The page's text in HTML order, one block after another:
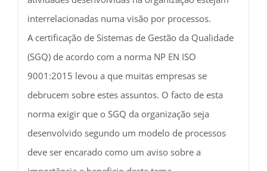
interrelacionadas numa visão por processos.
A certificação de Sistemas de Gestão da Qualidade
(SGQ) de acordo com a norma NP EN ISO
9001:2015 levou a que muitas empresas se
debrucem sobre estes assuntos. O facto de esta
norma exigir que o SGQ da organização seja
desenvolvido segundo um modelo de processos
deve ser encarado como um aviso sobre a